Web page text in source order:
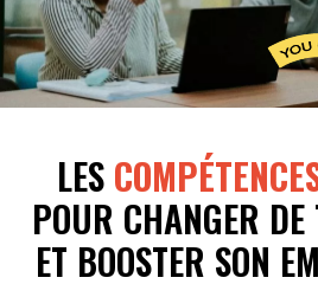
LES
POUR CHANGER DE
ET BOOSTER SON